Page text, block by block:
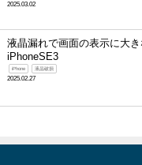
2025.03.02
液晶漏れで画面の表示に大
iPhoneSE3
iPhone 液晶破損
2025.02.27